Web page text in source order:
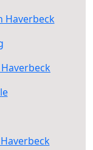
Haverbeck